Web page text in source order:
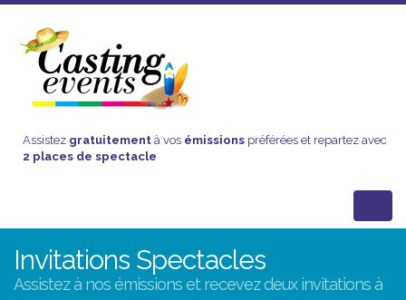
Assistez gratuitement à vos émissions préférées et repartez avec
2 places de spectacle
Invitations Spectacles
Assistez à nos émissions et recevez deux invitations à